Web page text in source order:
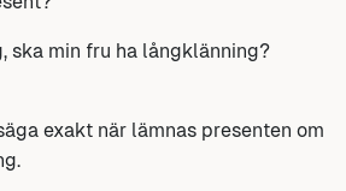
ska min fru ha långklänning?
exakt när lämnas presenten om